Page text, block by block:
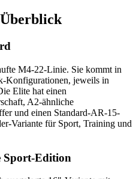
M4-22-Linie. Sie kommt in
Konfigurationen, jeweils in
Elite hat einen
A2-ähnliche
und einen Standard-AR-15-
Variante für Sport, Training und
Sport-Edition